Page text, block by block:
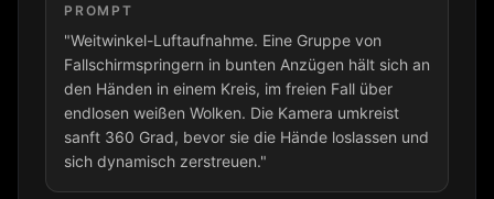
PROMPT
"Weitwinkel-Luftaufnahme. Eine Gruppe von
Fallschirmspringern in bunten Anzügen hält sich an
den Händen in einem Kreis, im freien Fall über
endlosen weißen Wolken. Die Kamera umkreist
sanft 360 Grad, bevor sie die Hände loslassen und
sich dynamisch zerstreuen."